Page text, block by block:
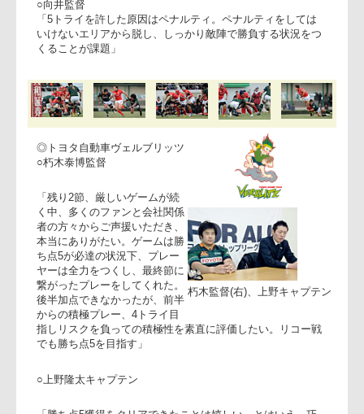
──4トライでボーナスポイント2を得た意味と次節につい
て。
「勝つことだけを考え、あきらめずに最後までプレーしたこ
とがボーナスポイント2に繋がった。残留は決してあきらめ
──最終戦へ向けての課題は？
○向井監督
「5トライを許した原因はペナルティ。ペナルティをしては
いけないエリアから脱し、しっかり敵陣で勝負する状況をつ
くることが課題」
○朽木泰博監督